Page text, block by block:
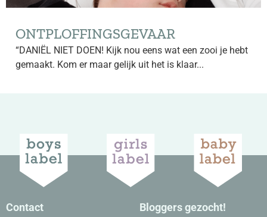
ONTPLOFFINGSGEVAAR
“DANIËL NIET DOEN! Kijk nou eens wat een zooi je hebt
gemaakt. Kom er maar gelijk uit het is klaar...
Contact
Bloggers gezocht!